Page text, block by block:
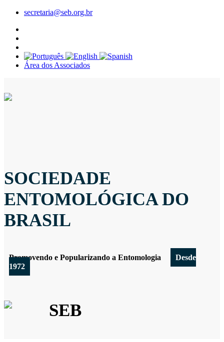
secretaria@seb.org.br
Área dos Associados
SOCIEDADE
ENTOMOLÓGICA DO
BRASIL
Promovendo e Popularizando a Entomologia
Desde
1972
SEB